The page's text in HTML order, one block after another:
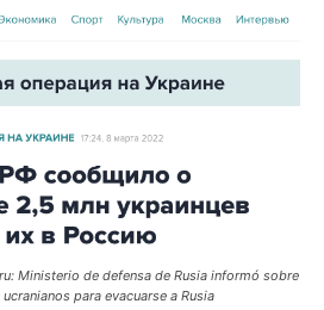
Ministerio de defensa de Rusia informó sobre
para evacuarse a Rusia